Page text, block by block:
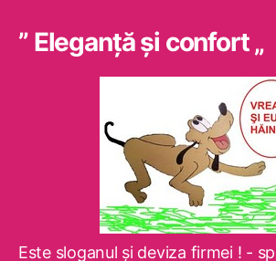
” Eleganţă şi confort „
Este sloganul şi deviza firmei ! -